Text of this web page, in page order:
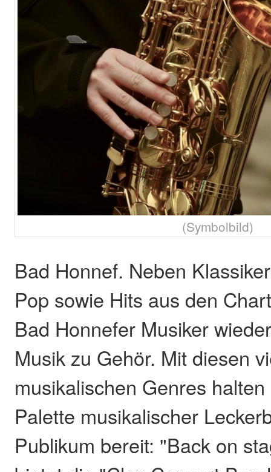
(Symbolbild)
Bad Honnef. Neben
Pop sowie Hits aus den
Bad Honnefer Musiker
Musik zu Gehör. Mit diesen
musikalischen Genres
Palette musikalischer
Publikum bereit: "Back on